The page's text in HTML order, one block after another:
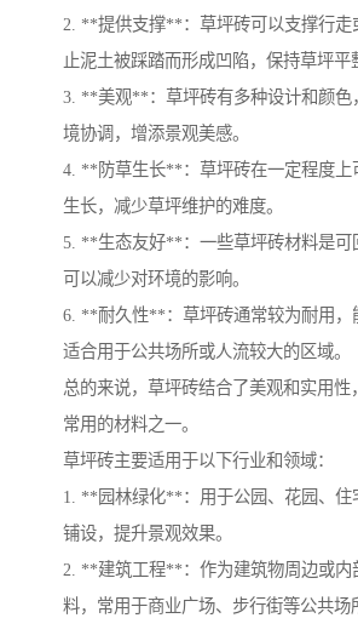
2. **提供支撑**：草坪砖可以支撑行走
止泥土被踩踏而形成凹陷，保持草坪平
3. **美观**：草坪砖有多种设计和颜色
境协调，增添景观美感。
4. **防草生长**：草坪砖在一定程度上
生长，减少草坪维护的难度。
5. **生态友好**：一些草坪砖材料是可
可以减少对环境的影响。
6. **耐久性**：草坪砖通常较为耐用，
适合用于公共场所或人流较大的区域。
总的来说，草坪砖结合了美观和实用性
常用的材料之一。
草坪砖主要适用于以下行业和领域：
1. **园林绿化**：用于公园、花园、住
铺设，提升景观效果。
2. **建筑工程**：作为建筑物周边或内
料，常用于商业广场、步行街等公共场